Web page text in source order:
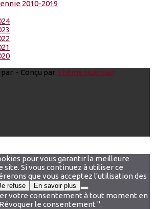
2010-2019
- Conçu par Thème Hueman
pour vous garantir la meilleure
Si vous continuez à utiliser ce
que vous acceptez l'utilisation des
refuse En savoir plus
votre consentement à tout moment en
le consentement ".